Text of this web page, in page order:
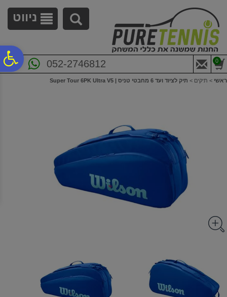
נגישות
ניווט
052-2746812 0
ראשי > תיקים > תיק לציוד ועד 6 מחבטי טניס | Super Tour 6PK Ultra V5